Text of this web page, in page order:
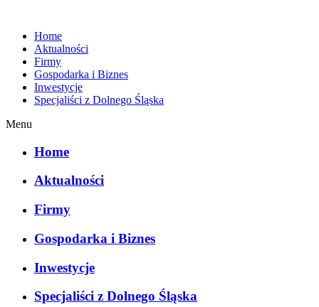
Home
Aktualności
Firmy
Gospodarka i Biznes
Inwestycje
Specjaliści z Dolnego Śląska
Menu
Home
Aktualności
Firmy
Gospodarka i Biznes
Inwestycje
Specjaliści z Dolnego Śląska